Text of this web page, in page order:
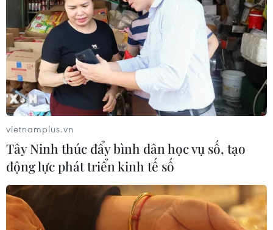
Ngân hàng Trung ương Trung Quốc
mua thêm 20 tấn vàng trong tháng 7
07/08/2026 15:21
Chuyên gia quốc tế đánh giá tích cực
về tiền đồng của Việt Nam
07/08/2026 12:46
Phép thử sức chống chịu của kinh tế
ASEAN
07/08/2026 12:35
vietnamplus.vn
Tây Ninh thúc đẩy bình dân học vụ số, tạo
động lực phát triển kinh tế số